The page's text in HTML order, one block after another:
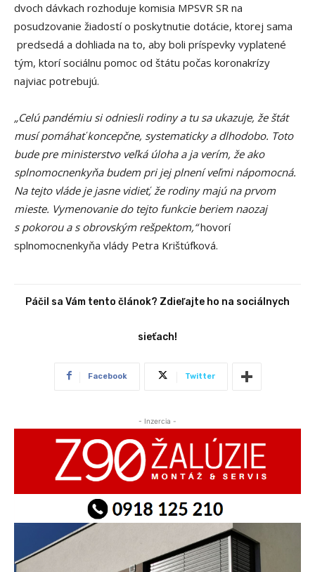
dvoch dávkach rozhoduje komisia MPSVR SR na
posudzovanie žiadostí o poskytnutie dotácie, ktorej sama
predsedá a dohliada na to, aby boli príspevky vyplatené
tým, ktorí sociálnu pomoc od štátu počas koronakrízy
najviac potrebujú.
„Celú pandémiu si odniesli rodiny a tu sa ukazuje, že štát
musí pomáhať koncepčne, systematicky a dlhodobo. Toto
bude pre ministerstvo veľká úloha a ja verím, že ako
splnomocnenkyňa budem pri jej plnení veľmi nápomocná.
Na tejto vláde je jasne vidieť, že rodiny majú na prvom
mieste. Vymenovanie do tejto funkcie beriem naozaj
s pokorou a s obrovským rešpektom,“hovorí
splnomocnenkyňa vlády Petra Krištúfková.
Páčil sa Vám tento článok? Zdieľajte ho na sociálnych
sieťach!
Facebook Twitter
- Inzercia -